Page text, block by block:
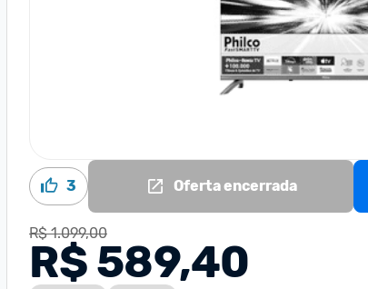
3 Oferta encerrada
R$ 1.099,00
R$ 589,40